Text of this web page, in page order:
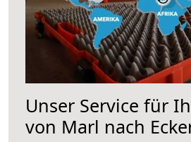
Unser Service für
von Marl nach